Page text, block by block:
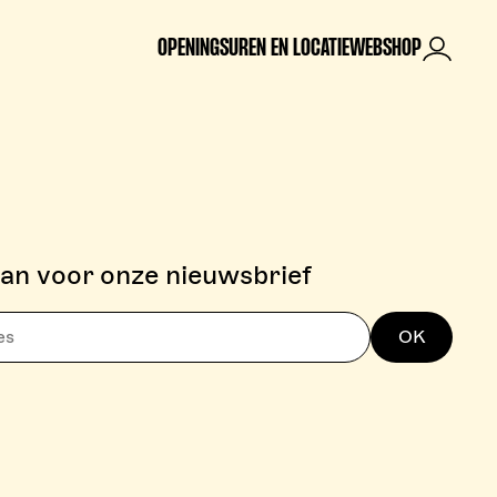
OPENINGSUREN EN LOCATIEWEBSHOP
voor onze nieuwsbrief
OK